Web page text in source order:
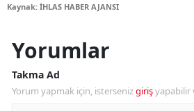
Kaynak: İHLAS HABER AJANSI
Yorumlar
Takma Ad
Yorum yapmak için, istersenizgirişyapabilir